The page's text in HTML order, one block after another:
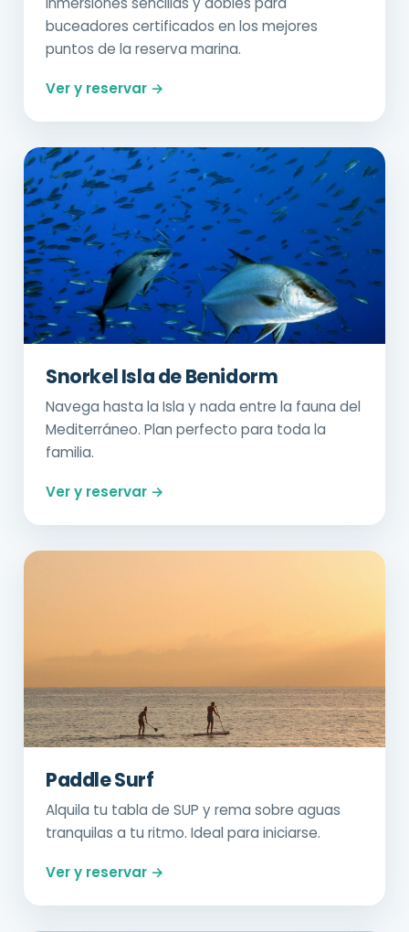
buceadores certificados en los mejores
puntos de la reserva marina.
Ver y reservar →
Snorkel Isla de Benidorm
Navega hasta la Isla y nada entre la fauna del
Mediterráneo. Plan perfecto para toda la
familia.
Ver y reservar →
Paddle Surf
Alquila tu tabla de SUP y rema sobre aguas
tranquilas a tu ritmo. Ideal para iniciarse.
Ver y reservar →